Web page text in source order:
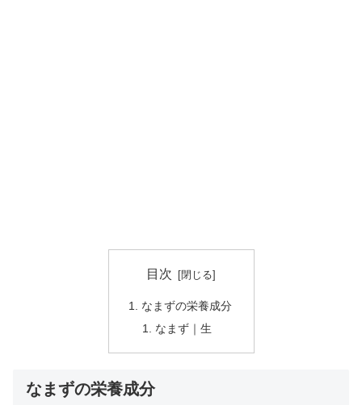
目次
なまずの栄養成分
なまず｜生
なまずの栄養成分